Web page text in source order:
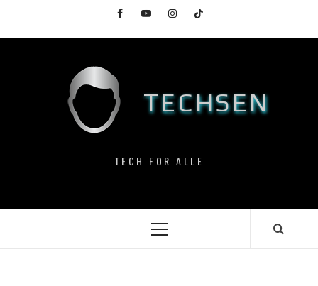
content
FacebookYouTubeInstagramTikTok
TECHSEN
TECH FOR ALLE
Primary